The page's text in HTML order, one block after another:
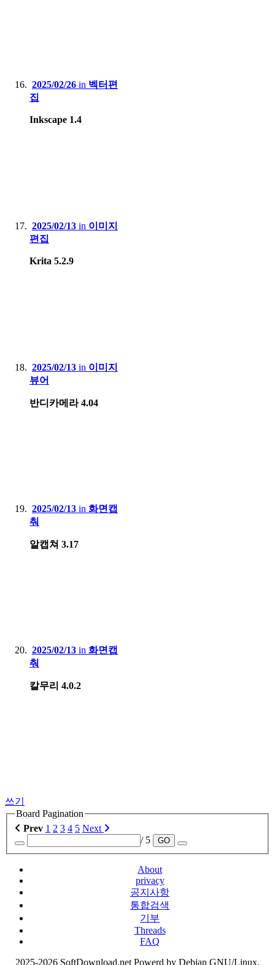
2025/02/26 in 벡터편
집
Inkscape 1.4
2025/02/13 in 이미지
편집
Krita 5.2.9
2025/02/13 in 이미지
뷰어
반디카메라 4.04
2025/02/13 in 화면캡
춰
알캡쳐 3.17
2025/02/13 in 화면캡
춰
칼무리 4.0.2
쓰기
Board Pagination
Prev 1 2 3 4 5 Next
/ 5
GO
About
privacy
공지사항
통합검색
기부
Threads
FAQ
2025-2026 SoftDownload.net Powerd by Debian GNU/Linux,